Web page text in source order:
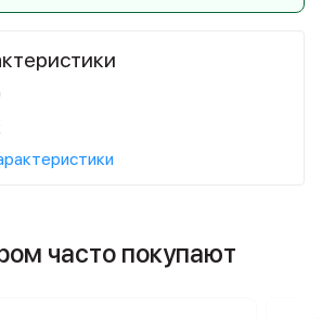
часто покупают